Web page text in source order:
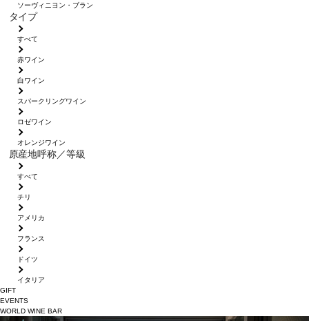
ソーヴィニヨン・ブラン
タイプ
すべて
赤ワイン
白ワイン
スパークリングワイン
ロゼワイン
オレンジワイン
原産地呼称／等級
すべて
チリ
アメリカ
フランス
ドイツ
イタリア
GIFT
EVENTS
WORLD WINE BAR